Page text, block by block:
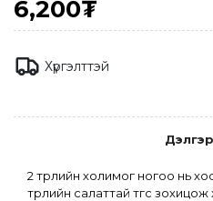
6,200₮
Хүргэлттэй
2 төрлийн холимог ногоо нь
төрлийн салаттай төгс зохицож